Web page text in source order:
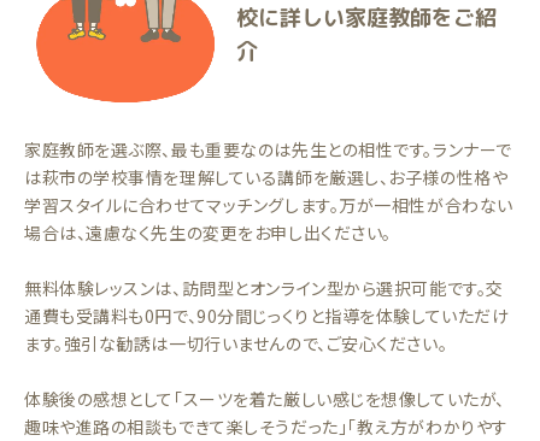
校に詳しい家庭教師をご紹
介
家庭教師を選ぶ際、最も重要なのは先生との相性です。ランナーで
は萩市の学校事情を理解している講師を厳選し、お子様の性格や
学習スタイルに合わせてマッチングします。万が一相性が合わない
場合は、遠慮なく先生の変更をお申し出ください。
無料体験レッスンは、訪問型とオンライン型から選択可能です。交
通費も受講料も0円で、90分間じっくりと指導を体験していただけ
ます。強引な勧誘は一切行いませんので、ご安心ください。
体験後の感想として「スーツを着た厳しい感じを想像していたが、
趣味や進路の相談もできて楽しそうだった」「教え方がわかりやす